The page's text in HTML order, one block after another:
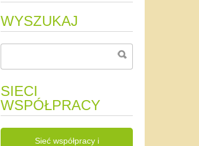
WYSZUKAJ
SIECI
WSPÓŁPRACY
Sieć współpracy i